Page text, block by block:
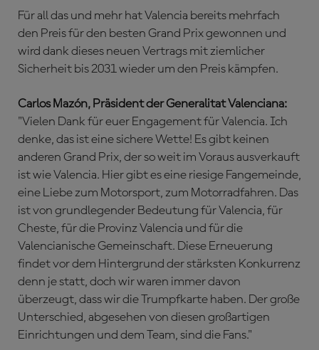
Für all das und mehr hat Valencia bereits mehrfach
den Preis für den besten Grand Prix gewonnen und
wird dank dieses neuen Vertrags mit ziemlicher
Sicherheit bis 2031 wieder um den Preis kämpfen.
Carlos Mazón, Präsident der Generalitat Valenciana:
"Vielen Dank für euer Engagement für Valencia. Ich
denke, das ist eine sichere Wette! Es gibt keinen
anderen Grand Prix, der so weit im Voraus ausverkauft
ist wie Valencia. Hier gibt es eine riesige Fangemeinde,
eine Liebe zum Motorsport, zum Motorradfahren. Das
ist von grundlegender Bedeutung für Valencia, für
Cheste, für die Provinz Valencia und für die
Valencianische Gemeinschaft. Diese Erneuerung
findet vor dem Hintergrund der stärksten Konkurrenz
denn je statt, doch wir waren immer davon
überzeugt, dass wir die Trumpfkarte haben. Der große
Unterschied, abgesehen von diesen großartigen
Einrichtungen und dem Team, sind die Fans."